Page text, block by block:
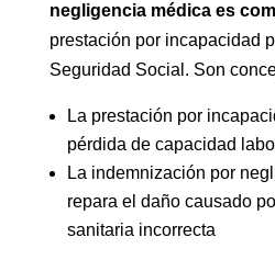
negligencia médica es
prestación por incapacidad
Seguridad Social. Son
La prestación por
pérdida de capacidad
La indemnización por
repara el daño causado
sanitaria incorrecta